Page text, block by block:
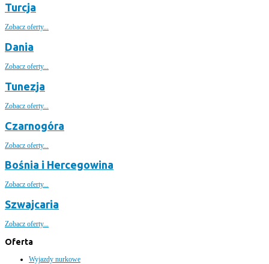
Turcja
Zobacz oferty...
Dania
Zobacz oferty...
Tunezja
Zobacz oferty...
Czarnogóra
Zobacz oferty...
Bośnia i Hercegowina
Zobacz oferty...
Szwajcaria
Zobacz oferty...
Oferta
Wyjazdy nurkowe